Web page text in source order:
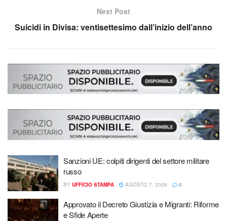
Next Post
Suicidi in Divisa: ventisettesimo dall’inizio dell’anno
Sanzioni UE: colpiti dirigenti del settore militare
russo
BY UFFICIO STAMPA AGOSTO 7, 2026 0
Approvato il Decreto Giustizia e Migranti: Riforme
e Sfide Aperte